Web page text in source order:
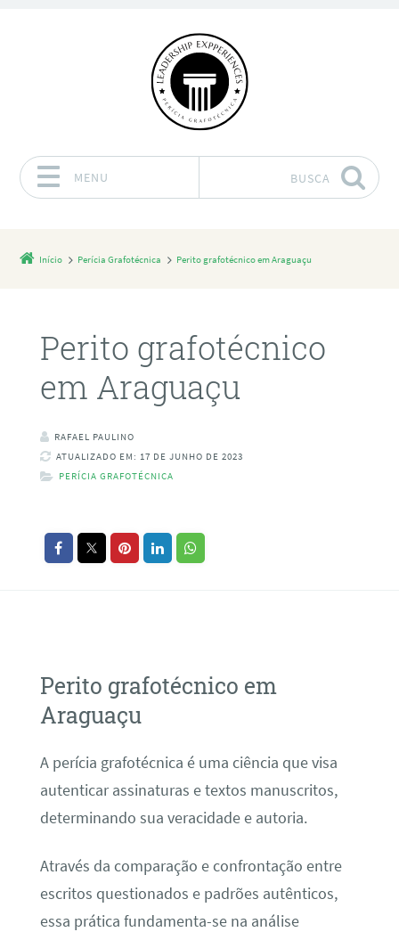
MENU BUSCA
Início Perícia Grafotécnica Perito grafotécnico em Araguaçu
Perito grafotécnico
em Araguaçu
RAFAEL PAULINO
ATUALIZADO EM: 17 DE JUNHO DE 2023
PERÍCIA GRAFOTÉCNICA
Perito grafotécnico em
Araguaçu
A perícia grafotécnica é uma ciência que visa
autenticar assinaturas e textos manuscritos,
determinando sua veracidade e autoria.
Através da comparação e confrontação entre
escritos questionados e padrões autênticos,
essa prática fundamenta-se na análise